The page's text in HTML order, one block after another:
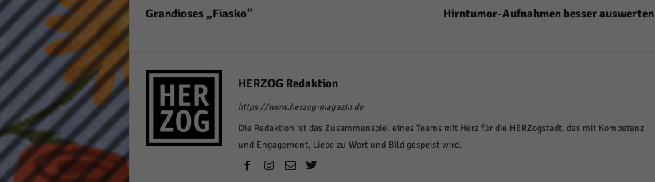
Grandioses „Fiasko“ Hirntumor-Aufnahmen besser auswerten
HERZOG Redaktion
https://www.herzog-magazin.de
Die Redaktion ist das Zusammenspiel eines Teams mit Herz für die HERZogstadt, das mit Kompetenz
und Engagement, Liebe zu Wort und Bild gespeist wird.